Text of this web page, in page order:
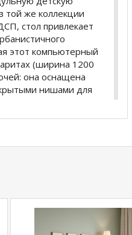
той же коллекции
стол привлекает
этот компьютерный
(ширина 1200
она оснащена
нишами для